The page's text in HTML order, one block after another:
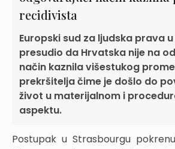
recidivista
Europski sud za ljudska prava
presudio da Hrvatska nije na
način kaznila višestukog
prekršitelja čime je došlo do
život u materijalnom i
aspektu.
Postupak u Strasbourgu